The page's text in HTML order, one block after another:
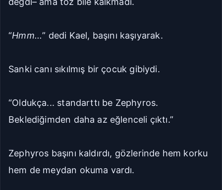
“Hmm...” dedi Kael, başını kaşıyarak.
Sanki canı sıkılmış bir çocuk gibiydi.
“Oldukça... standarttı be Zephyros.
Beklediğimden daha az eğlenceli çıktı.”
Zephyros başını kaldırdı, gözlerinde hem korku
hem de meydan okuma vardı.